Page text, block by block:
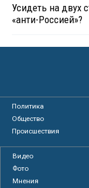
Усидеть на двух
«анти-Россией»?
Политика
Общество
Происшествия
Видео
Фото
Мнения